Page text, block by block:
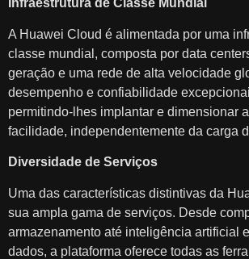
Infraestrutura de Classe Mundial
A Huawei Cloud é alimentada por uma
classe mundial, composta por data
geração e uma rede de alta velocidade
desempenho e confiabilidade
permitindo-lhes implantar e dimensionar
facilidade, independentemente da carga
Diversidade de Serviços
Uma das características distintivas da
sua ampla gama de serviços. Desde
armazenamento até inteligência artificial
dados, a plataforma oferece todas as